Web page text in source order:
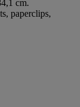
cm.
paperclips,